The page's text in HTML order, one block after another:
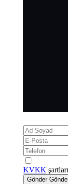
KVKK
Gönder